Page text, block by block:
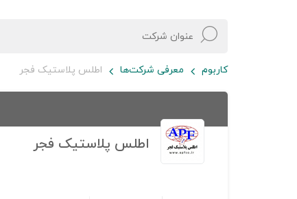
کاربوم معرفی شرکت‌ها اطلس پلاستیک فجر
اطلس پلاستیک فجر